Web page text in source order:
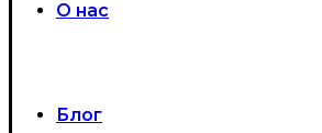
О нас
Блог